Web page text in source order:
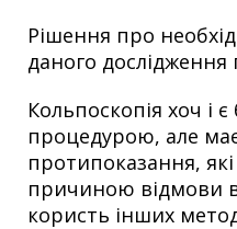
Рішення про
даного дослідження
Кольпоскопія хоч і
процедурою, але
протипоказання,
причиною відмови
користь інших